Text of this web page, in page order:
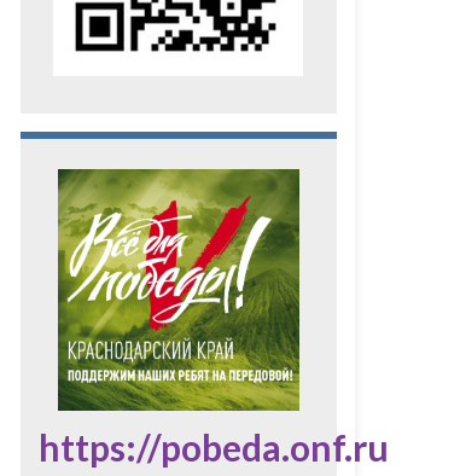
https://pobeda.onf.ru